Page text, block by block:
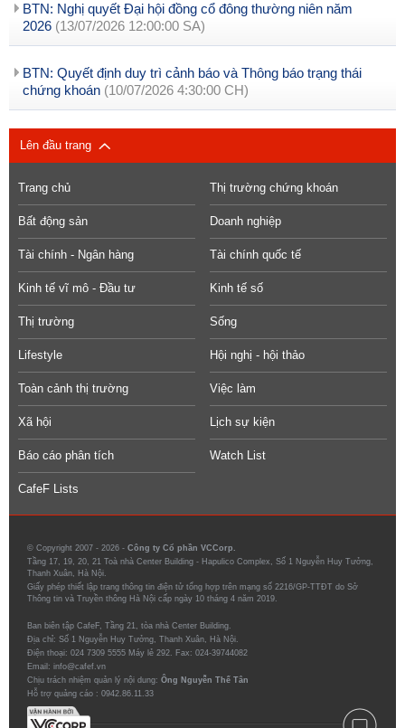
BTN: Nghị quyết Đại hội đồng cổ đông thường niên năm
2026 (13/07/2026 12:00:00 SA)
BTN: Quyết định duy trì cảnh báo và Thông báo trạng thái
chứng khoán (10/07/2026 4:30:00 CH)
Lên đầu trang
Trang chủ
Bất động sản
Tài chính - Ngân hàng
Kinh tế vĩ mô - Đầu tư
Thị trường
Lifestyle
Toàn cảnh thị trường
Xã hội
Báo cáo phân tích
CafeF Lists
Thị trường chứng khoán
Doanh nghiệp
Tài chính quốc tế
Kinh tế số
Sống
Hội nghị - hội thảo
Việc làm
Lịch sự kiện
Watch List
© Copyright 2007 - 2026 - Công ty Cổ phần VCCorp.
Tầng 17, 19, 20, 21 Toà nhà Center Building - Hapulico Complex, Số 1 Nguyễn Huy Tưởng,
Thanh Xuân, Hà Nội.
Giấy phép thiết lập trang thông tin điện tử tổng hợp trên mạng số 2216/GP-TTĐT do Sở
Thông tin và Truyền thông Hà Nội cấp ngày 10 tháng 4 năm 2019.
Ban biên tập CafeF, Tầng 21, tòa nhà Center Building.
Địa chỉ: Số 1 Nguyễn Huy Tưởng, Thanh Xuân, Hà Nội.
Điện thoại: 024 7309 5555 Máy lẻ 292. Fax: 024-39744082
Email: info@cafef.vn
Chịu trách nhiệm quản lý nội dung: Ông Nguyễn Thế Tân
Hỗ trợ quảng cáo : 0942.86.11.33